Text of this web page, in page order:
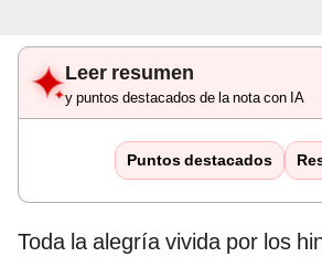
Leer resumen
y puntos destacados de la nota con IA
Puntos destacados
Toda la alegría vivida por los